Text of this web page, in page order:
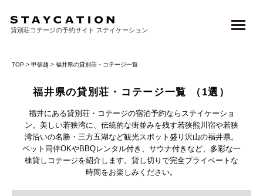
貸別荘コテージの予約サイト ステイケーション
TOP > 甲信越 > 福井県の貸別荘・コテージ一覧
福井県の貸別荘・コテージ一覧 （1選）
福井にある貸別荘・コテージの宿泊予約ならステイケーショ
ン。美しい若狭湾に、伝統的な街並みを残す若狭熊川宿や若狭
湾沿いの名勝・三方五湖など観光スポット盛り沢山の福井県。
ペット同伴OKやBBQレンタル付き、サウナ付きなど、多彩な一
棟貸しコテージを紹介します。貸し切りで完全プライベートな
時間をお楽しみください。